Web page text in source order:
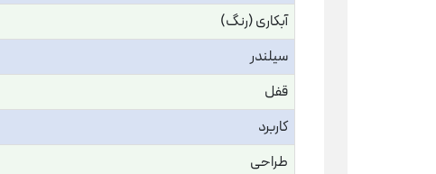
آبکاری (رنگ)
سیلندر
قفل
کاربرد
طراحی